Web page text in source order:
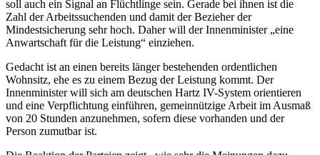
soll auch ein Signal an Flüchtlinge sein. Gerade bei ihnen ist die
Zahl der Arbeitssuchenden und damit der Bezieher der
Mindestsicherung sehr hoch. Daher will der Innenminister „eine
Anwartschaft für die Leistung“ einziehen.
Gedacht ist an einen bereits länger bestehenden ordentlichen
Wohnsitz, ehe es zu einem Bezug der Leistung kommt. Der
Innenminister will sich am deutschen Hartz IV-System orientieren
und eine Verpflichtung einführen, gemeinnützige Arbeit im Ausmaß
von 20 Stunden anzunehmen, sofern diese vorhanden und der
Person zumutbar ist.